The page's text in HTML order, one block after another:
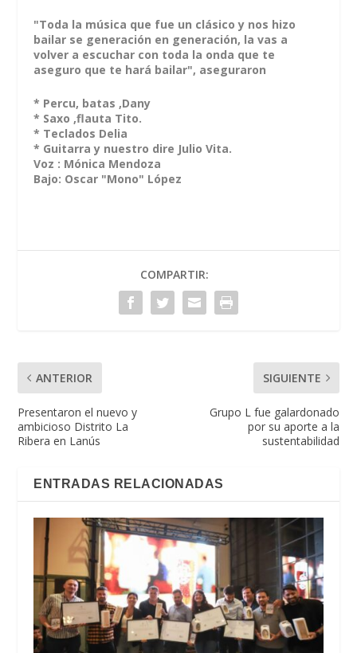
"Toda la música que fue un clásico y nos hizo
bailar se generación en generación, la vas a
volver a escuchar con toda la onda que te
aseguro que te hará bailar", aseguraron
* Percu, batas ,Dany
* Saxo ,flauta Tito.
* Teclados Delia
* Guitarra y nuestro dire Julio Vita.
Voz : Mónica Mendoza
Bajo: Oscar "Mono" López
COMPARTIR:
ANTERIOR
Presentaron el nuevo y
ambicioso Distrito La
Ribera en Lanús
SIGUIENTE
Grupo L fue galardonado
por su aporte a la
sustentabilidad
ENTRADAS RELACIONADAS